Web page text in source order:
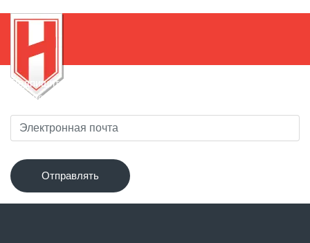
Подпишитесь на нашу рассылку, чтобы быть в курсе
новинок!
Отправлять